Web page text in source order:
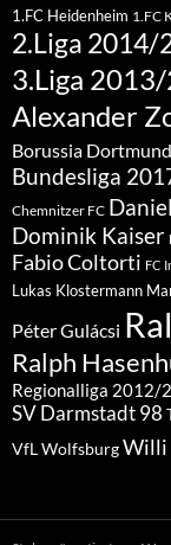
1.FC Heidenheim 1.FC
2.Liga 2014/
3.Liga
Alexander
Borussia Dortmund
Bundesliga
Chemnitzer FC
Dominik Kaiser
Fabio Coltorti FC
Lukas Klostermann
Péter Gulácsi
Ralph
Regionalliga 2012/
SV Darmstadt 98
VfL WolfsburgWilli